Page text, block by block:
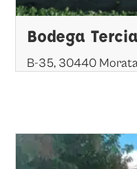
Bodega
B-35, 30440